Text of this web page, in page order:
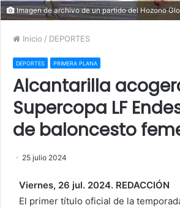
Imagen de archivo de un partido del Hozono
Inicio / DEPORTES
DEPORTES PRIMERA PLANA
Alcantarilla
Supercopa LF
de baloncesto
25 julio 2024
Viernes, 26 jul. 2024. REDACCIÓN
El primer título oficial de la